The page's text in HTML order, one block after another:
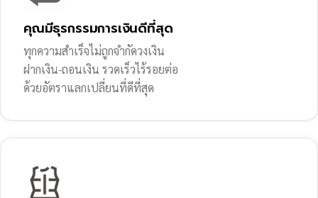
คุณมีธุรกรรมการเงินดีที่สุด
ทุกความสำเร็จไม่ถูกจำกัดวงเงิน
ฝากเงิน-ถอนเงิน รวดเร็วไร้รอยต่อ
ด้วยอัตราแลกเปลี่ยนที่ดีที่สุด